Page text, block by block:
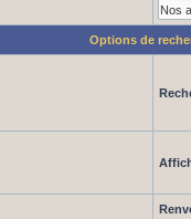
Options de